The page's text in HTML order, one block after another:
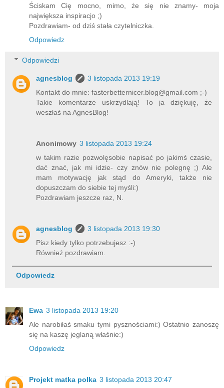
Ściskam Cię mocno, mimo, że się nie znamy- moja
największa inspiracjo ;)
Pozdrawiam- od dziś stała czytelniczka.
Odpowiedz
Odpowiedzi
agnesblog
3 listopada 2013 19:19
Kontakt do mnie: fasterbetternicer.blog@gmail.com ;-)
Takie komentarze uskrzydlają! To ja dziękuję, że
weszłaś na AgnesBlog!
Anonimowy 3 listopada 2013 19:24
w takim razie pozwolęsobie napisać po jakimś czasie,
dać znać, jak mi idzie- czy znów nie polegnę ;) Ale
mam motywację jak stąd do Ameryki, także nie
dopuszczam do siebie tej myśli:)
Pozdrawiam jeszcze raz, N.
agnesblog
3 listopada 2013 19:30
Pisz kiedy tylko potrzebujesz :-)
Również pozdrawiam.
Odpowiedz
Ewa 3 listopada 2013 19:20
Ale narobiłaś smaku tymi pysznościami:) Ostatnio zanoszę
się na kaszę jeglaną właśnie:)
Odpowiedz
Projekt matka polka 3 listopada 2013 20:47